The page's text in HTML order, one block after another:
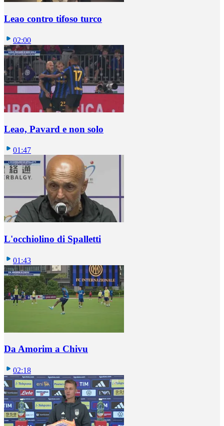
Leao contro tifoso turco
02:00
Leao, Pavard e non solo
01:47
L'occhiolino di Spalletti
01:43
Da Amorim a Chivu
02:18